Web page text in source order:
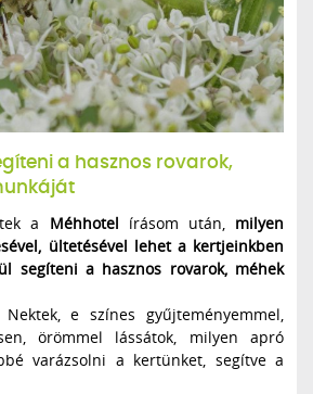
a hasznos rovarok,
a Méhhotel írásom után, milyen
ültetésével lehet a kertjeinkben
segíteni a hasznos rovarok, méhek
e színes gyűjteményemmel,
örömmel lássátok, milyen apró
varázsolni a kertünket, segítve a